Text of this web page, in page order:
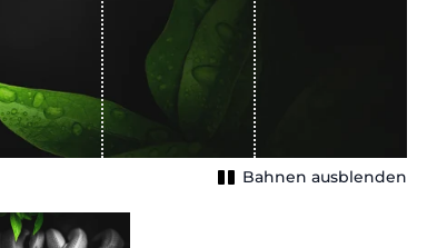
Bahnen ausblenden